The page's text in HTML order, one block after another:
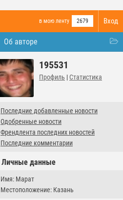
Вход
в мою ленту 2679
Об авторе
195531
Профиль | Статистика
Последние добавленные новости
Одобренные новости
Френдлента последних новостей
Последние комментарии
Личные данные
Имя: Марат
Местоположение: Казань